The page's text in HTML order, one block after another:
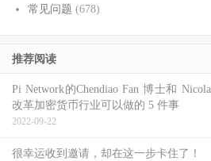
常见问题 (678)
推荐阅读
Pi Network的Chendiao Fan 博士和
改革加密货币行业可以做的 5 件事
2022-09-22
很幸运收到邀请，却在这一步卡住了！